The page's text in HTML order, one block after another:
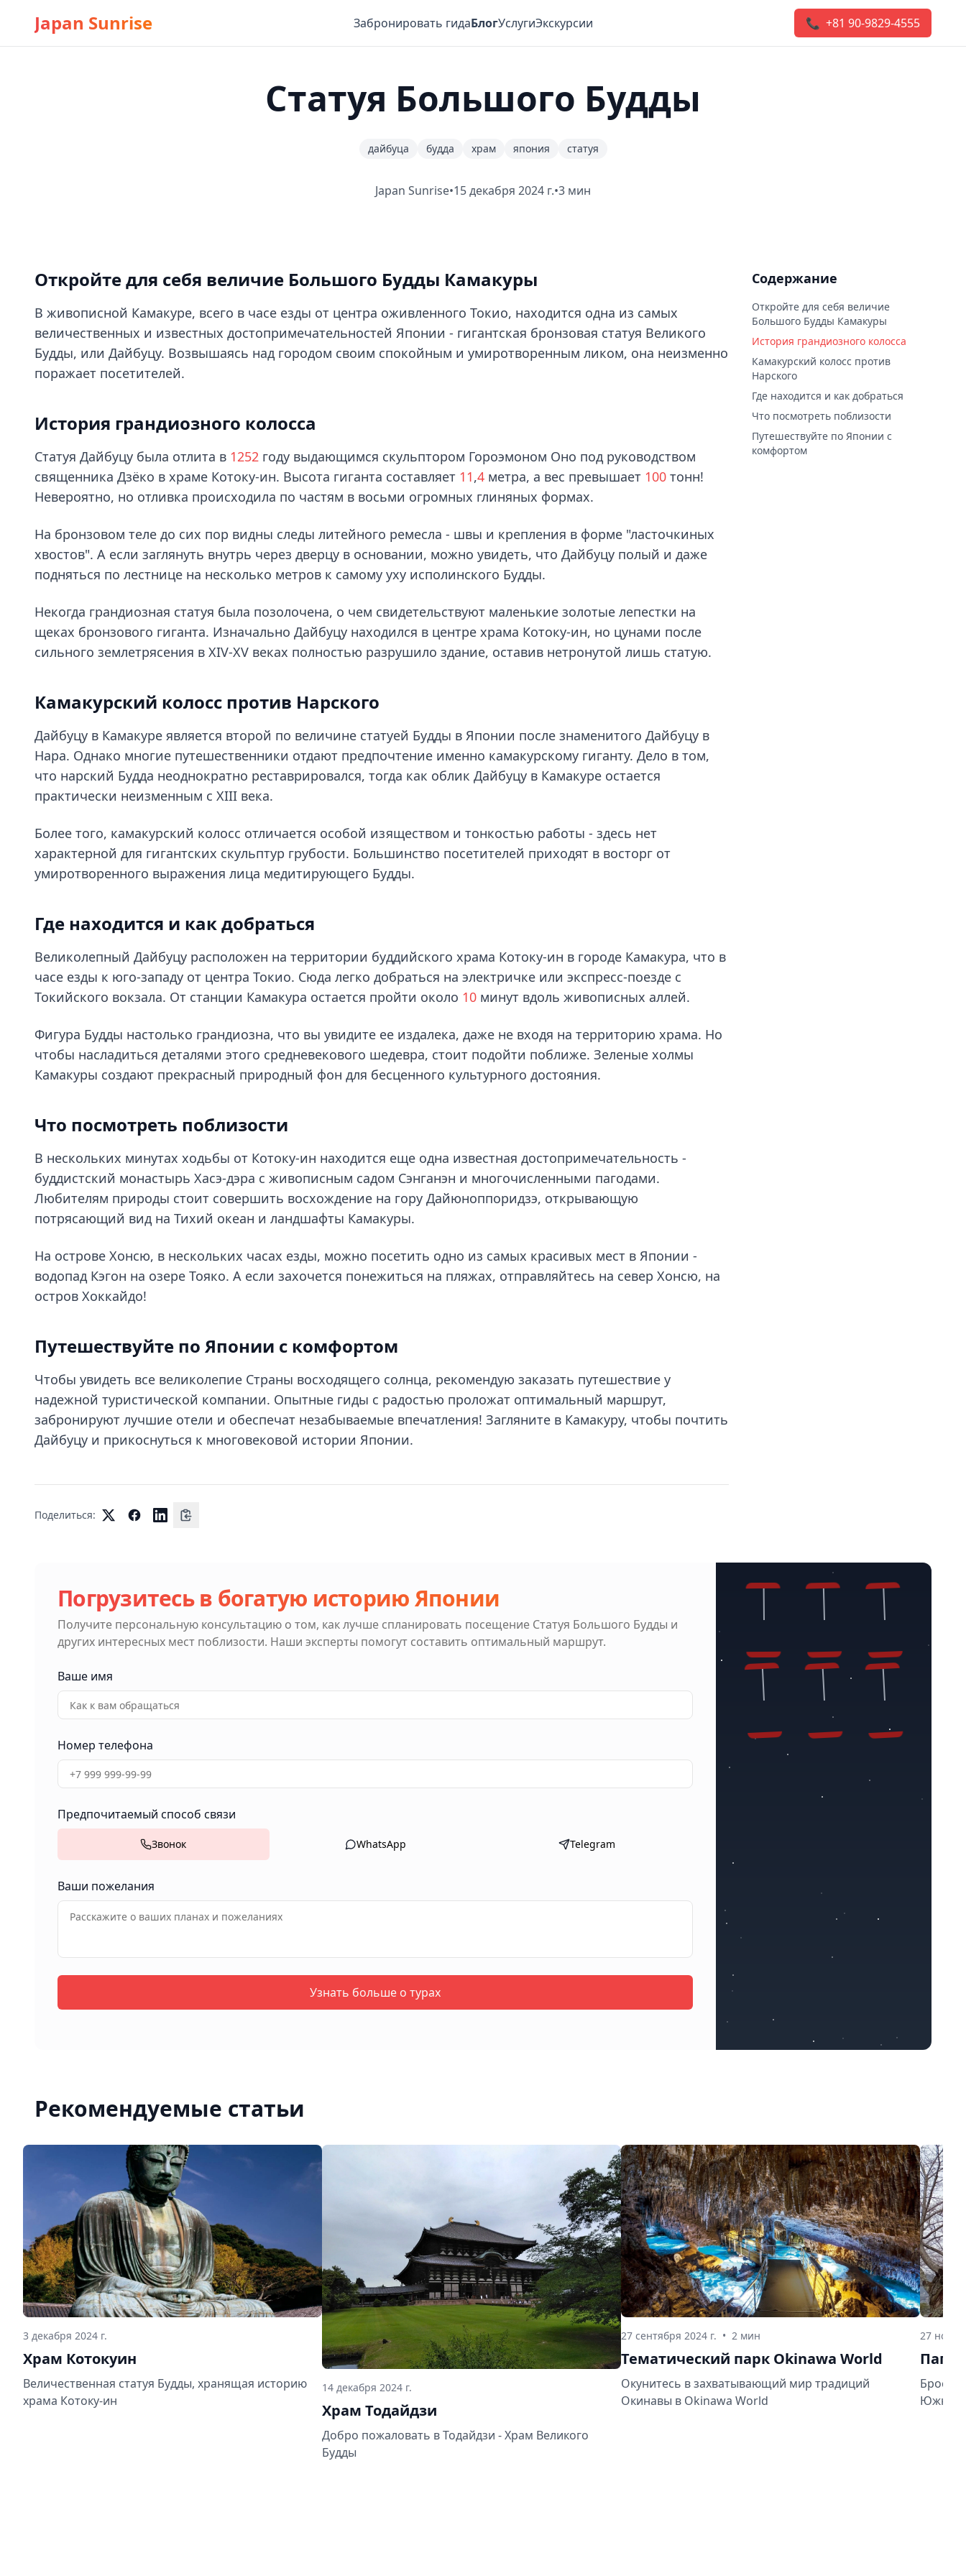
Japan Sunrise Забронировать гидаБлогУслугиЭкскурсии 📞 +81 90-9829-4555
Статуя Большого Будды
дайбуца будда храм япония статуя
Japan Sunrise•15 декабря 2024 г.•3 мин
Откройте для себя величие Большого Будды Камакуры
В живописной Камакуре, всего в часе езды от центра оживленного Токио, находится одна из самых
величественных и известных достопримечательностей Японии - гигантская бронзовая статуя Великого
Будды, или Дайбуцу. Возвышаясь над городом своим спокойным и умиротворенным ликом, она неизменно
поражает посетителей.
История грандиозного колосса
Статуя Дайбуцу была отлита в 1252 году выдающимся скульптором Гороэмоном Оно под руководством
священника Дзёко в храме Котоку-ин. Высота гиганта составляет 11,4 метра, а вес превышает 100 тонн!
Невероятно, но отливка происходила по частям в восьми огромных глиняных формах.
На бронзовом теле до сих пор видны следы литейного ремесла - швы и крепления в форме "ласточкиных
хвостов". А если заглянуть внутрь через дверцу в основании, можно увидеть, что Дайбуцу полый и даже
подняться по лестнице на несколько метров к самому уху исполинского Будды.
Некогда грандиозная статуя была позолочена, о чем свидетельствуют маленькие золотые лепестки на
щеках бронзового гиганта. Изначально Дайбуцу находился в центре храма Котоку-ин, но цунами после
сильного землетрясения в XIV-XV веках полностью разрушило здание, оставив нетронутой лишь статую.
Камакурский колосс против Нарского
Дайбуцу в Камакуре является второй по величине статуей Будды в Японии после знаменитого Дайбуцу в
Нара. Однако многие путешественники отдают предпочтение именно камакурскому гиганту. Дело в том,
что нарский Будда неоднократно реставрировался, тогда как облик Дайбуцу в Камакуре остается
практически неизменным с XIII века.
Более того, камакурский колосс отличается особой изяществом и тонкостью работы - здесь нет
характерной для гигантских скульптур грубости. Большинство посетителей приходят в восторг от
умиротворенного выражения лица медитирующего Будды.
Где находится и как добраться
Великолепный Дайбуцу расположен на территории буддийского храма Котоку-ин в городе Камакура, что в
часе езды к юго-западу от центра Токио. Сюда легко добраться на электричке или экспресс-поезде с
Токийского вокзала. От станции Камакура остается пройти около 10 минут вдоль живописных аллей.
Фигура Будды настолько грандиозна, что вы увидите ее издалека, даже не входя на территорию храма. Но
чтобы насладиться деталями этого средневекового шедевра, стоит подойти поближе. Зеленые холмы
Камакуры создают прекрасный природный фон для бесценного культурного достояния.
Что посмотреть поблизости
В нескольких минутах ходьбы от Котоку-ин находится еще одна известная достопримечательность -
буддистский монастырь Хасэ-дэра с живописным садом Сэнганэн и многочисленными пагодами.
Любителям природы стоит совершить восхождение на гору Дайюноппоридзэ, открывающую
потрясающий вид на Тихий океан и ландшафты Камакуры.
На острове Хонсю, в нескольких часах езды, можно посетить одно из самых красивых мест в Японии -
водопад Кэгон на озере Тояко. А если захочется понежиться на пляжах, отправляйтесь на север Хонсю, на
остров Хоккайдо!
Путешествуйте по Японии с комфортом
Чтобы увидеть все великолепие Страны восходящего солнца, рекомендую заказать путешествие у
надежной туристической компании. Опытные гиды с радостью проложат оптимальный маршрут,
забронируют лучшие отели и обеспечат незабываемые впечатления! Загляните в Камакуру, чтобы почтить
Дайбуцу и прикоснуться к многовековой истории Японии.
Поделиться:
Содержание
Откройте для себя величие
Большого Будды Камакуры
История грандиозного колосса
Камакурский колосс против
Нарского
Где находится и как добраться
Что посмотреть поблизости
Путешествуйте по Японии с
комфортом
Погрузитесь в богатую историю Японии
Получите персональную консультацию о том, как лучше спланировать посещение Статуя Большого Будды и
других интересных мест поблизости. Наши эксперты помогут составить оптимальный маршрут.
Ваше имя
Номер телефона
Предпочитаемый способ связи
Звонок WhatsApp Telegram
Ваши пожелания
Узнать больше о турах
Рекомендуемые статьи
3 декабря 2024 г.
Храм Котокуин
Величественная статуя Будды, хранящая историю
храма Котоку-ин
14 декабря 2024 г.
Храм Тодайдзи
Добро пожаловать в Тодайдзи - Храм Великого
Будды
27 сентября 2024 г. • 2 мин
Тематический парк Okinawa World
Окунитесь в захватывающий мир традиций
Окинавы в Okinawa World
27
Бросая
Южных